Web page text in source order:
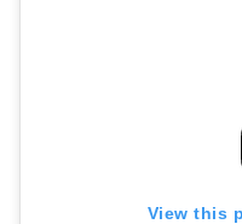
View this